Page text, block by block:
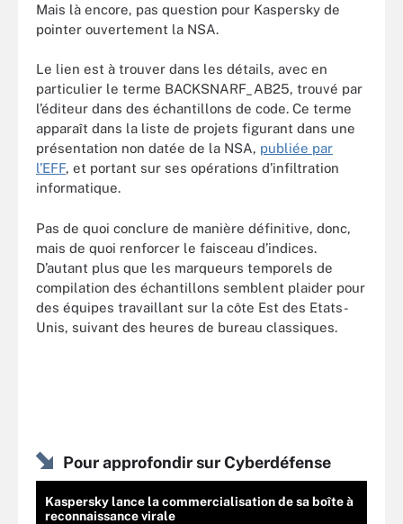
Mais là encore, pas question pour Kaspersky de
pointer ouvertement la NSA.
Le lien est à trouver dans les détails, avec en
particulier le terme BACKSNARF_AB25, trouvé par
l’éditeur dans des échantillons de code. Ce terme
apparaît dans la liste de projets figurant dans une
présentation non datée de la NSA, publiée par
l’EFF, et portant sur ses opérations d’infiltration
informatique.
Pas de quoi conclure de manière définitive, donc,
mais de quoi renforcer le faisceau d’indices.
D’autant plus que les marqueurs temporels de
compilation des échantillons semblent plaider pour
des équipes travaillant sur la côte Est des Etats-
Unis, suivant des heures de bureau classiques.
Pour approfondir sur Cyberdéfense
Kaspersky lance la commercialisation de sa boîte à
reconnaissance virale